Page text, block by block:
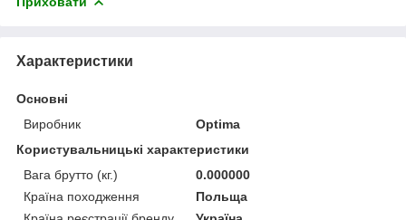
Характеристики
Основні
Виробник
Optima
Користувальницькі характеристики
Вага брутто (кг.)
0.000000
Країна походження
Польща